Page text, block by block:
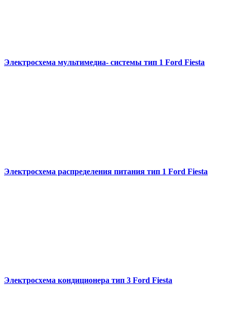
Электросхема мультимедиа- системы тип 1 Ford Fiesta
Электросхема распределения питания тип 1 Ford Fiesta
Электросхема кондиционера тип 3 Ford Fiesta